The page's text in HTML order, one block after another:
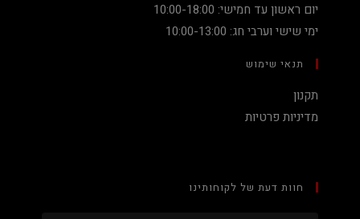
יום ראשון עד חמישי: 10:00-18:00
ימי שישי וערבי חג: 10:00-13:00
תנאי שימוש
תקנון
מדיניות פרטיות
חוות דעת של לקוחותינו